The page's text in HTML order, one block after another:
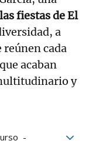
fiestas de El
a
reúnen cada
acaban
y